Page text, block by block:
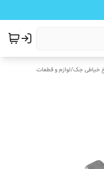
خیاطی جک/لوازم و قطعات